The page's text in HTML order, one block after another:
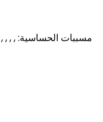
مسببات الحساسية:
, , , ,